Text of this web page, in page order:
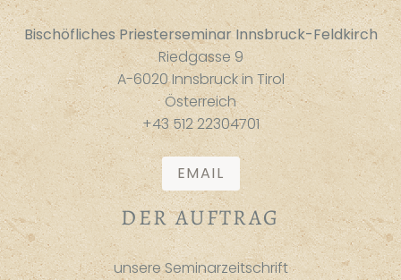
Bischöfliches Priesterseminar Innsbruck-Feldkirch
Riedgasse 9
A-6020 Innsbruck in Tirol
Österreich
+43 512 22304701
EMAIL
DER AUFTRAG
unsere Seminarzeitschrift